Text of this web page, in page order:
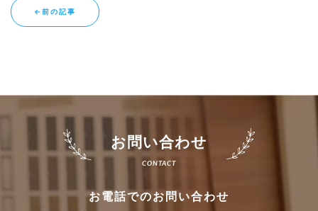
←前の記事
お問い合わせ
お電話でのお問い合わせ